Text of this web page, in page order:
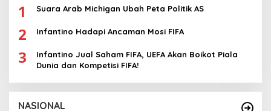
1 Suara Arab Michigan Ubah Peta Politik AS
2 Infantino Hadapi Ancaman Mosi FIFA
3
Infantino Jual Saham FIFA, UEFA Akan Boikot Piala
Dunia dan Kompetisi FIFA!
NASIONAL